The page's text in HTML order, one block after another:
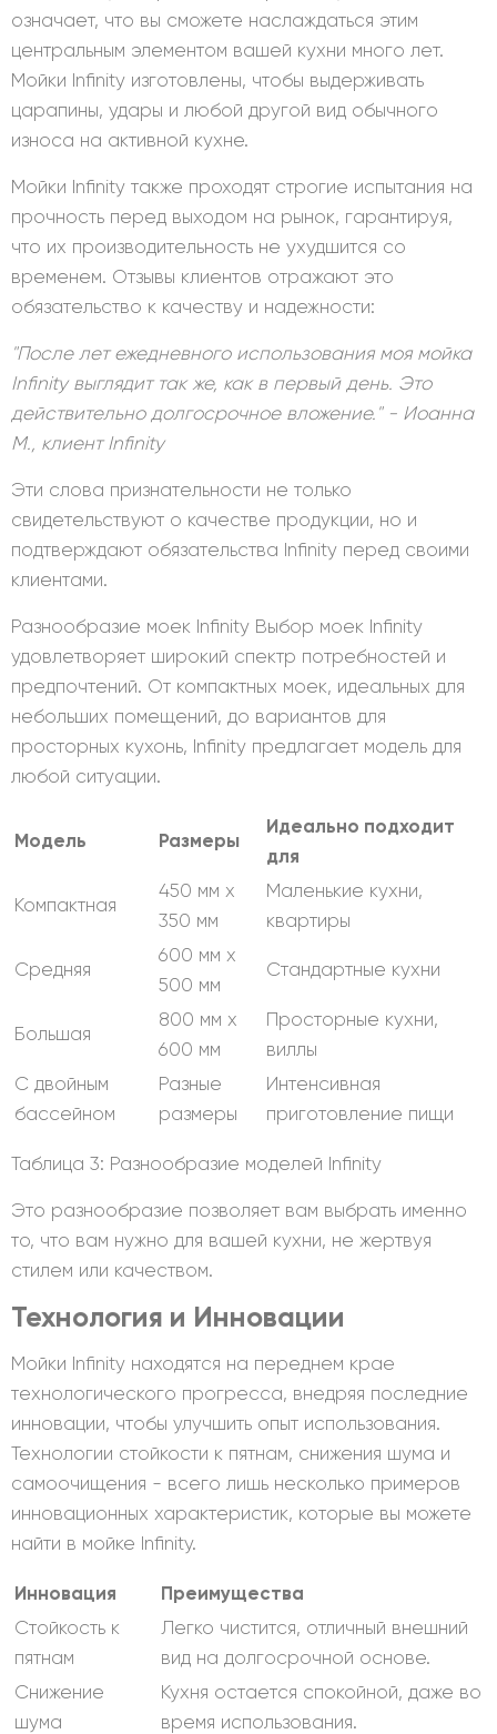
означает, что вы сможете наслаждаться этим
центральным элементом вашей кухни много лет.
Мойки Infinity изготовлены, чтобы выдерживать
царапины, удары и любой другой вид обычного
износа на активной кухне.
Мойки Infinity также проходят строгие испытания на
прочность перед выходом на рынок, гарантируя,
что их производительность не ухудшится со
временем. Отзывы клиентов отражают это
обязательство к качеству и надежности:
"После лет ежедневного использования моя мойка
Infinity выглядит так же, как в первый день. Это
действительно долгосрочное вложение." - Иоанна
М., клиент Infinity
Эти слова признательности не только
свидетельствуют о качестве продукции, но и
подтверждают обязательства Infinity перед своими
клиентами.
Разнообразие моек Infinity Выбор моек Infinity
удовлетворяет широкий спектр потребностей и
предпочтений. От компактных моек, идеальных для
небольших помещений, до вариантов для
просторных кухонь, Infinity предлагает модель для
любой ситуации.
Модель Размеры
Идеально подходит
для
Компактная
450 мм x
350 мм
Маленькие кухни,
квартиры
Средняя
600 мм x
500 мм
Стандартные кухни
Большая
800 мм x
600 мм
Просторные кухни,
виллы
С двойным
бассейном
Разные
размеры
Интенсивная
приготовление пищи
Таблица 3: Разнообразие моделей Infinity
Это разнообразие позволяет вам выбрать именно
то, что вам нужно для вашей кухни, не жертвуя
стилем или качеством.
Технология и Инновации
Мойки Infinity находятся на переднем крае
технологического прогресса, внедряя последние
инновации, чтобы улучшить опыт использования.
Технологии стойкости к пятнам, снижения шума и
самоочищения - всего лишь несколько примеров
инновационных характеристик, которые вы можете
найти в мойке Infinity.
Инновация
Преимущества
Стойкость к
пятнам
Легко чистится, отличный внешний
вид на долгосрочной основе.
Снижение
шума
Кухня остается спокойной, даже во
время использования.